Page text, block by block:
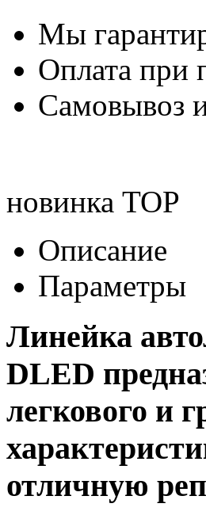
Мы
Оплата при
Самовывоз
новинка TOP
Описание
Параметры
Линейка
DLED
легкового и
отличную